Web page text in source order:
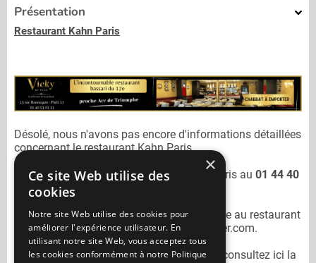
Présentation
Restaurant Kahn Paris
Désolé, nous n'avons pas encore d'informations détaillées
concernant le restaurant Kahn Paris.
Vous pouvez joindre le restaurant
Kahn Paris au 01 44 40
05 88
N'oubliez pas de préciser lors de votre sortie au restaurant
Kahn Paris qu'il n'est pas sur Mangercacher.com.
Pour consulter un autre restaurant cacher
consultez ici la
×
Ce site Web utilise des
cookies
Notre site Web utilise des cookies pour
améliorer l'expérience utilisateur. En
utilisant notre site Web, vous acceptez tous
les cookies conformément à notre Politique